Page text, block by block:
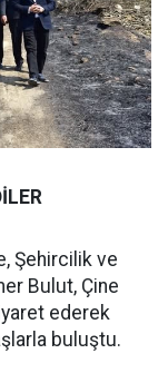
Şehircilik ve
Bulut, Çine
ederek
buluştu.